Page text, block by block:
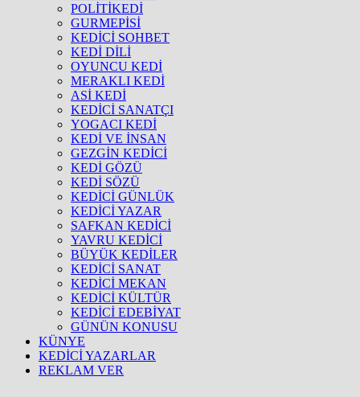
POLİTİKEDİ
GURMEPİSİ
KEDİCİ SOHBET
KEDİ DİLİ
OYUNCU KEDİ
MERAKLI KEDİ
ASİ KEDİ
KEDİCİ SANATÇI
YOGACI KEDİ
KEDİ VE İNSAN
GEZGİN KEDİCİ
KEDİ GÖZÜ
KEDİ SÖZÜ
KEDİCİ GÜNLÜK
KEDİCİ YAZAR
SAFKAN KEDİCİ
YAVRU KEDİCİ
BÜYÜK KEDİLER
KEDİCİ SANAT
KEDİCİ MEKAN
KEDİCİ KÜLTÜR
KEDİCİ EDEBİYAT
GÜNÜN KONUSU
KÜNYE
KEDİCİ YAZARLAR
REKLAM VER